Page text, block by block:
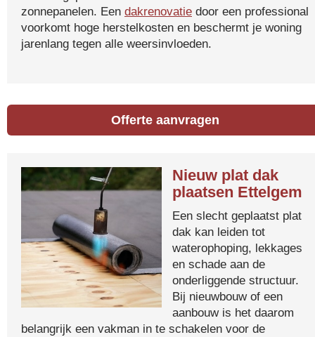
zonnepanelen. Een dakrenovatie door een professional
voorkomt hoge herstelkosten en beschermt je woning
jarenlang tegen alle weersinvloeden.
Offerte aanvragen
Nieuw plat dak
plaatsen Ettelgem
Een slecht geplaatst plat
dak kan leiden tot
waterophoping, lekkages
en schade aan de
onderliggende structuur.
Bij nieuwbouw of een
aanbouw is het daarom
belangrijk een vakman in te schakelen voor de